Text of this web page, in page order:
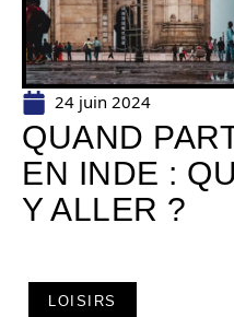
24 juin 2024
QUAND
EN INDE :
Y ALLER ?
LOISIRS